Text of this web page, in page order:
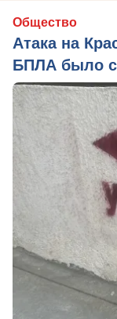
Общество
Атака на
БПЛА было